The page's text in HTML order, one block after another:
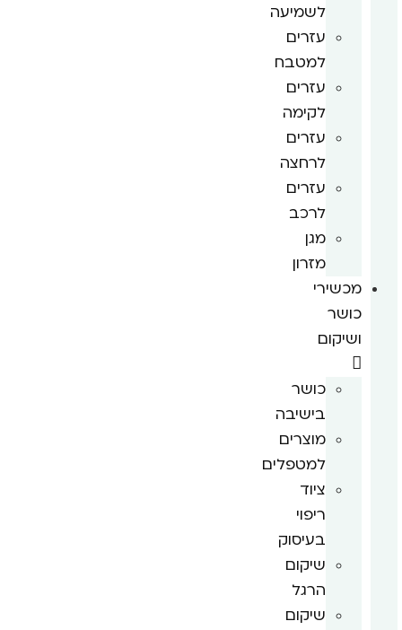
לשמיעה
עזרים
למטבח
עזרים
לקימה
עזרים
לרחצה
עזרים
לרכב
מגן
מזרון
מכשירי
כושר
ושיקום
כושר
בישיבה
מוצרים
למטפלים
ציוד
ריפוי
בעיסוק
שיקום
הרגל
שיקום